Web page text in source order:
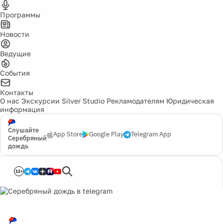
Программы
Новости
Ведущие
События
Контакты
О нас Экскурсии Silver Studio Рекламодателям Юридическая
информация
Слушайте
Серебряный
дождь
App Store Google Play Telegram App
12+